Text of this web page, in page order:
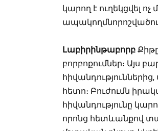
կարող է ուղեկցվել
Լաբիրինթաբորբ
բորբոքումներ։ Այս
հետո։ Բուժումն
հիվանդությունը
որոնց հետևանքով